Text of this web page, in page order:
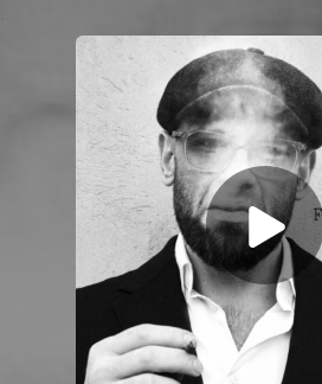
You're all set!